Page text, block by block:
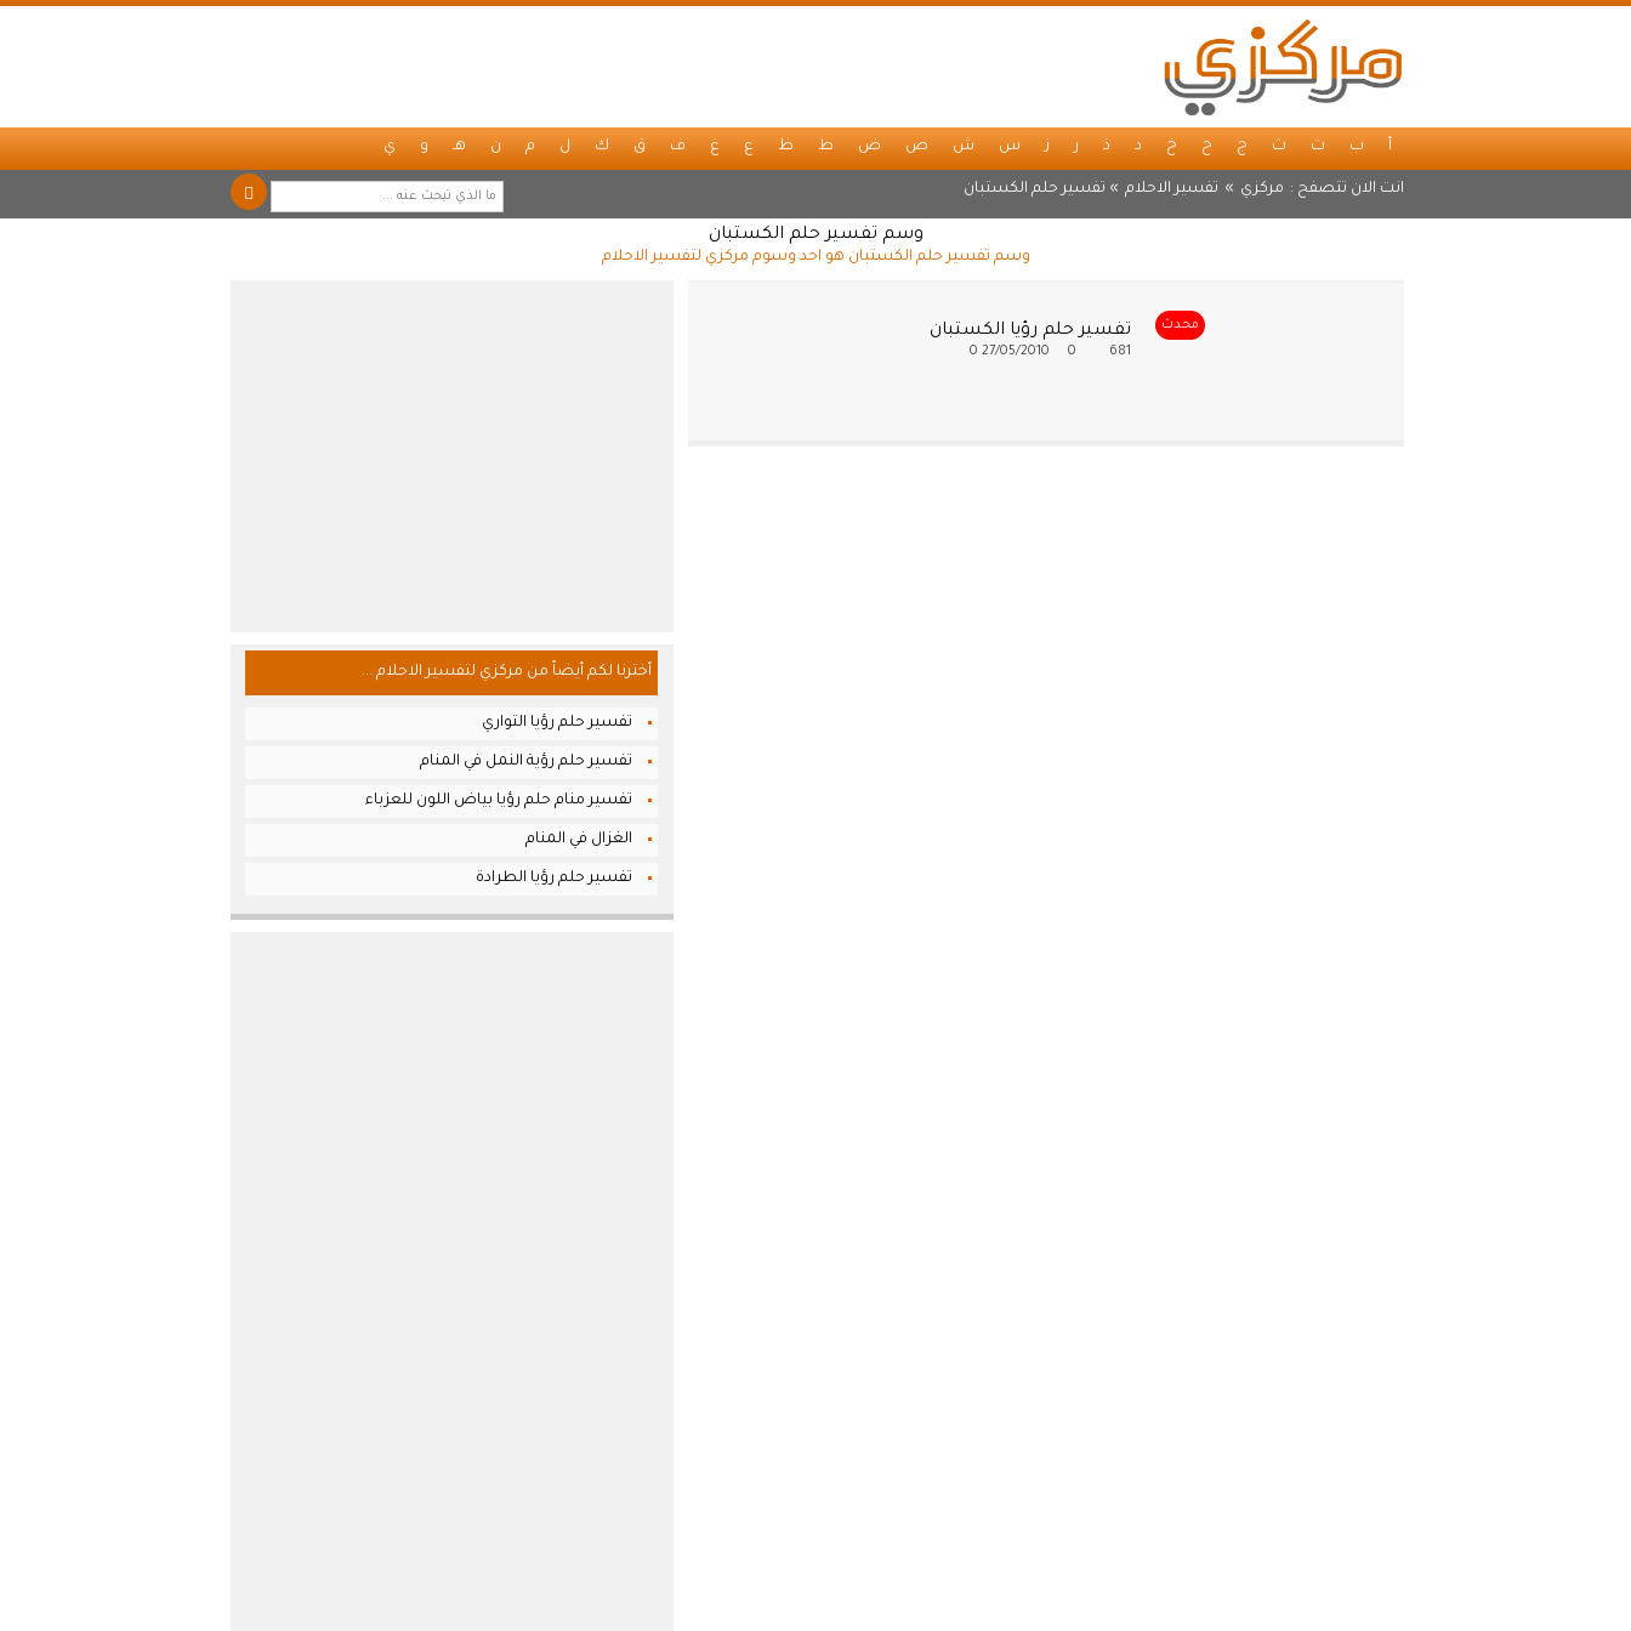
أ ب ت ث ج ح خ د ذ ر ز س ش ص ض ط ظ ع غ ف ق ك ل م ن هـ و ي
انت الان تتصفح : مركزي » تفسير الاحلام » تفسير حلم الكستبان
وسم تفسير حلم الكستبان
وسم تفسير حلم الكستبان هو احد وسوم مركزي لتفسير الاحلام
محدث تفسير حلم رؤيا الكستبان
681
27/05/2010
0
أخترنا لكم أيضاً من مركزي لتفسير الاحلام ...
تفسير حلم رؤيا التواري
تفسير حلم رؤية النمل في المنام
تفسير منام حلم رؤيا بياض اللون للعزباء
الغزال في المنام
تفسير حلم رؤيا الطرادة